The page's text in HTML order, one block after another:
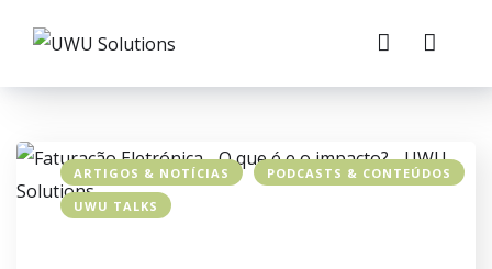
ARTIGOS & NOTÍCIAS
PODCASTS & CONTEÚDOS
UWU TALKS